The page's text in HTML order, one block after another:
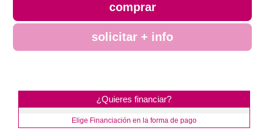
comprar
solicitar + info
¿Quieres financiar?
Elige Financiación en la forma de pago